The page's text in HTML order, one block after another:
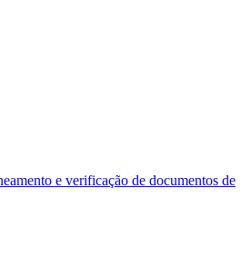
e verificação de documentos de